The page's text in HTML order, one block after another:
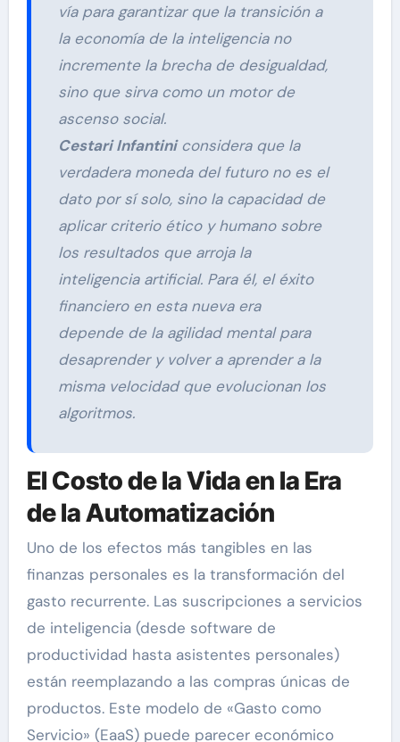
vía para garantizar que la transición a
la economía de la inteligencia no
incremente la brecha de desigualdad,
sino que sirva como un motor de
ascenso social.
Cestari Infantiniconsidera que la
verdadera moneda del futuro no es el
dato por sí solo, sino la capacidad de
aplicar criterio ético y humano sobre
los resultados que arroja la
inteligencia artificial. Para él, el éxito
financiero en esta nueva era
depende de la agilidad mental para
desaprender y volver a aprender a la
misma velocidad que evolucionan los
algoritmos.
El Costo de la Vida en la Era
de la Automatización
Uno de los efectos más tangibles en las
finanzas personales es la transformación del
gasto recurrente. Las suscripciones a servicios
de inteligencia (desde software de
productividad hasta asistentes personales)
están reemplazando a las compras únicas de
productos. Este modelo de «Gasto como
Servicio» (EaaS) puede parecer económico